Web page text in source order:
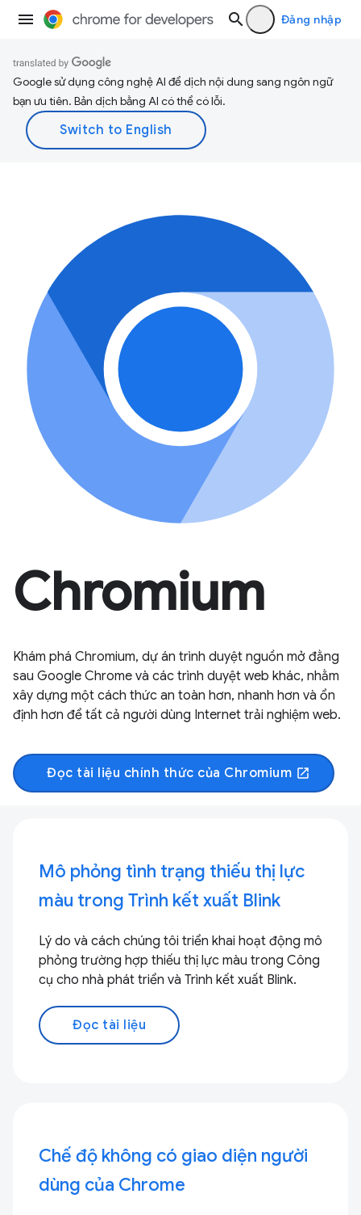
Đăng nhập
Google sử dụng công nghệ AI để dịch nội dung sang ngôn ngữ
bạn ưu tiên. Bản dịch bằng AI có thể có lỗi.
Chromium
Khám phá Chromium, dự án trình duyệt nguồn mở đằng
sau Google Chrome và các trình duyệt web khác, nhằm
xây dựng một cách thức an toàn hơn, nhanh hơn và ổn
định hơn để tất cả người dùng Internet trải nghiệm web.
Đọc tài liệu chính thức của Chromium open_in_new
Mô phỏng tình trạng thiếu thị lực
màu trong Trình kết xuất Blink
Lý do và cách chúng tôi triển khai hoạt động mô
phỏng trường hợp thiếu thị lực màu trong Công
cụ cho nhà phát triển và Trình kết xuất Blink.
Đọc tài liệu
Chế độ không có giao diện người
dùng của Chrome